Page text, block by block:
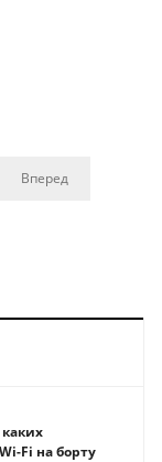
Вперед
Fi на борту